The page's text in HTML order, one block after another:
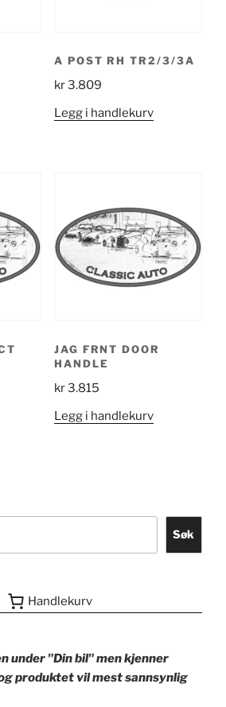
A POST RH TR2/3/3A
kr3.809
Legg i handlekurv
JAG FRNT DOOR
HANDLE
kr3.815
Legg i handlekurv
Søk
Handlekurv
under "Din bil" men kjenner
produktet vil mest sannsynlig